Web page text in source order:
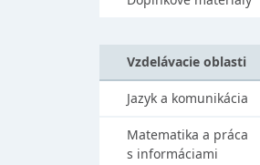
Vzdelávacie oblasti
Jazyk a komunikácia
Matematika a práca
s informáciami